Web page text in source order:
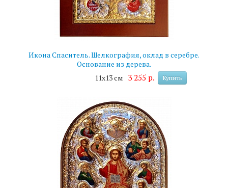
Икона Спаситель. Шелкография, оклад в серебре.
Основание из дерева.
11х13 см 3 255 р. Купить